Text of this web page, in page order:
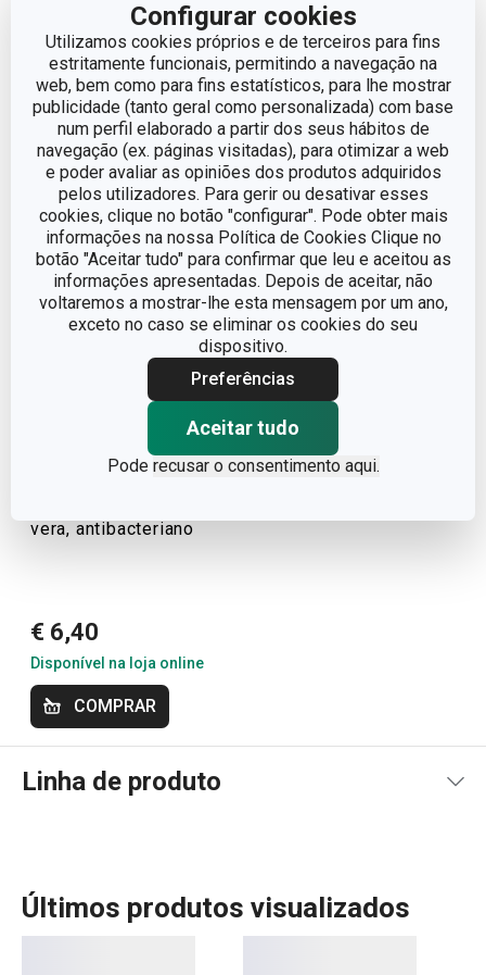
Configurar cookies
Utilizamos cookies próprios e de terceiros para fins
estritamente funcionais, permitindo a navegação na
web, bem como para fins estatísticos, para lhe mostrar
publicidade (tanto geral como personalizada) com base
num perfil elaborado a partir dos seus hábitos de
navegação (ex. páginas visitadas), para otimizar a web
e poder avaliar as opiniões dos produtos adquiridos
pelos utilizadores. Para gerir ou desativar esses
cookies, clique no botão "configurar". Pode obter mais
informações na nossa Política de Cookies Clique no
botão "Aceitar tudo" para confirmar que leu e aceitou as
informações apresentadas. Depois de aceitar, não
voltaremos a mostrar-lhe esta mensagem por um ano,
exceto no caso se eliminar os cookies do seu
dispositivo.
Preferências
Aceitar tudo
Pode recusar o consentimento aqui.
PESO INCLUINDO EMBALAGEM (KG)
CAIXA MASTER (NÚMERO DE PEÇAS) 12
Produtos relacionados
vera, antibacteriano
€ 6,40
Disponível na loja online
COMPRAR
Linha de produto
Últimos produtos visualizados